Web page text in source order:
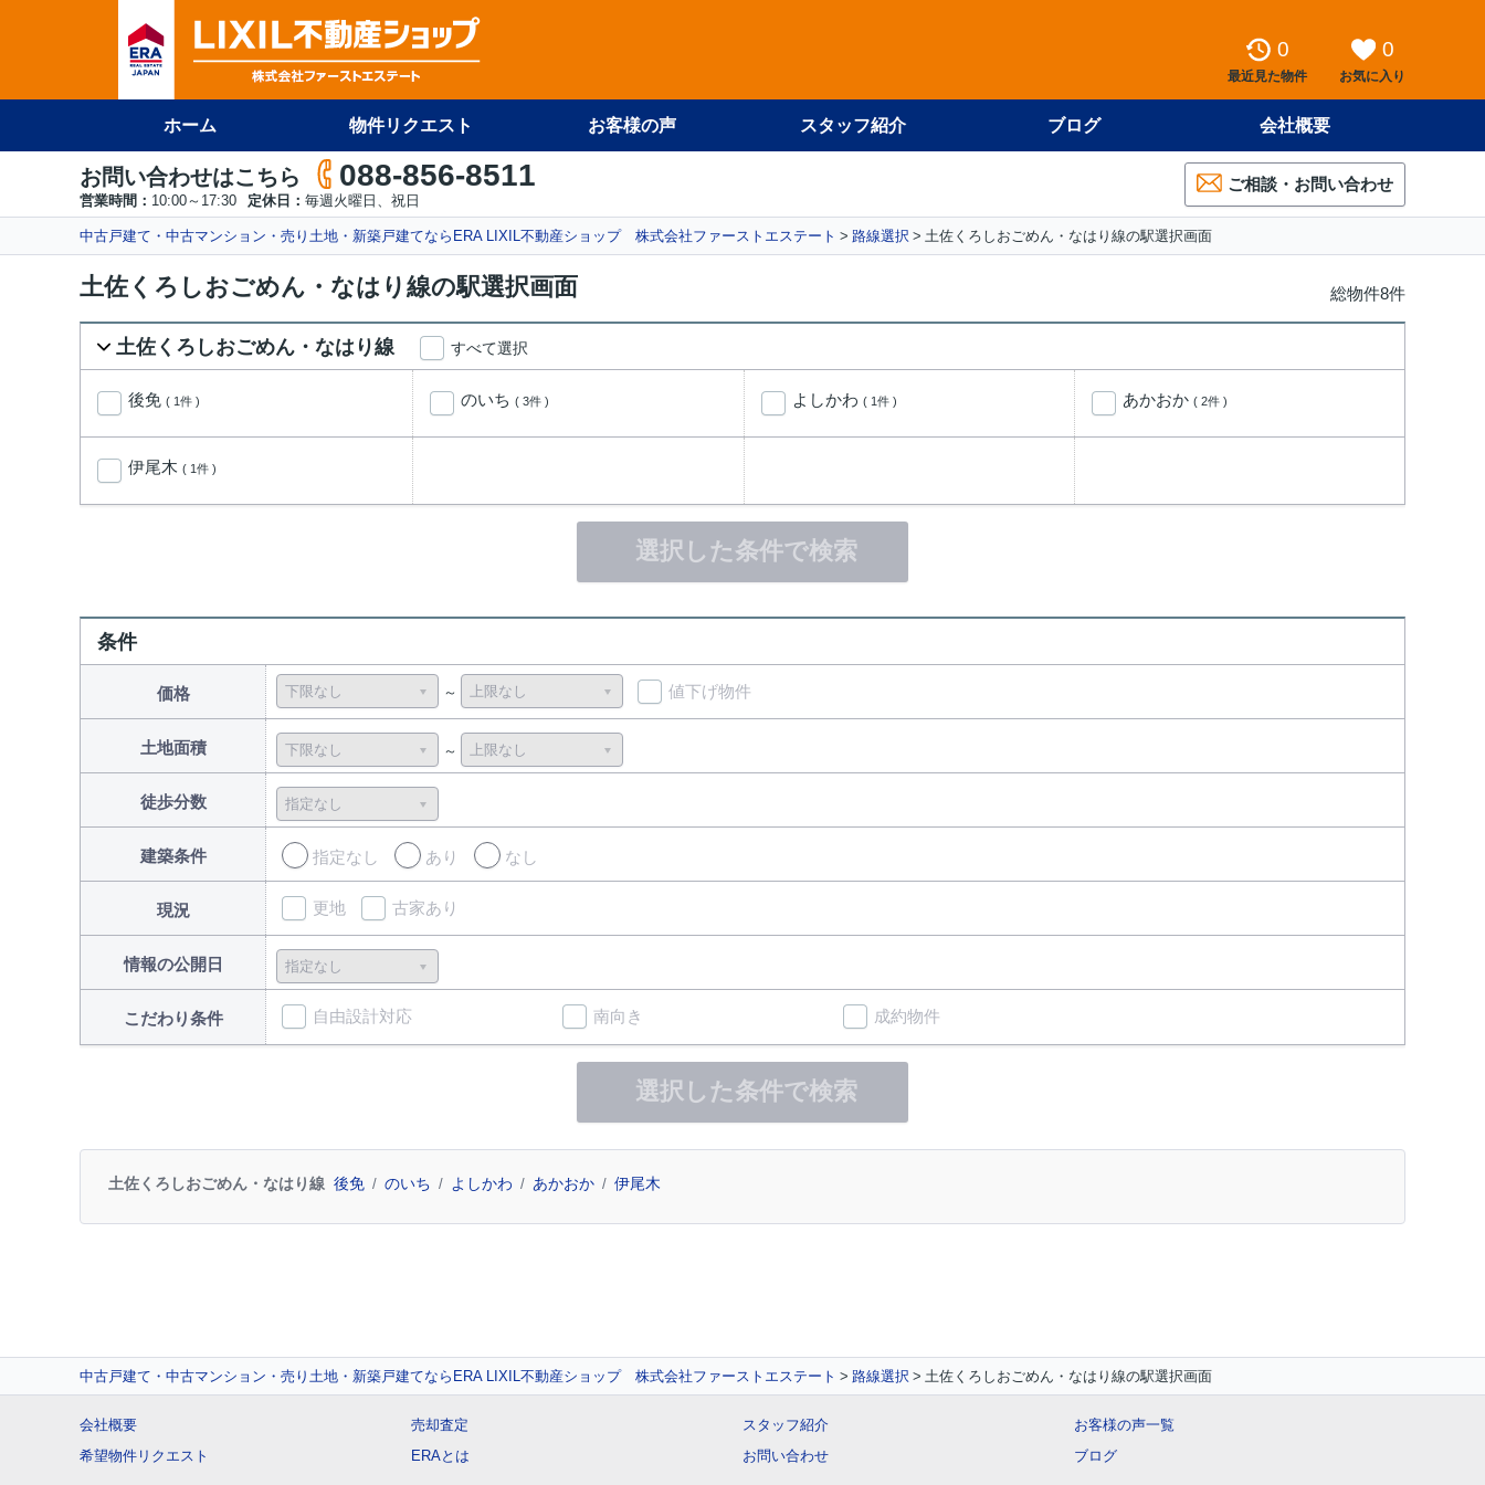
0
最近見た物件
0
お気に入り
ホーム 物件リクエスト お客様の声 スタッフ紹介 ブログ 会社概要
お問い合わせはこちら 088-856-8511
営業時間： 10:00～17:30 定休日： 毎週火曜日、祝日
ご相談・お問い合わせ
中古戸建て・中古マンション・売り土地・新築戸建てならERA LIXIL不動産ショップ 株式会社ファーストエステート 路線選択 土佐くろしおごめん・なはり線の駅選択画面
土佐くろしおごめん・なはり線の駅選択画面 総物件8件
土佐くろしおごめん・なはり線 すべて選択
後免 ( 1件 ) のいち ( 3件 ) よしかわ ( 1件 ) あかおか ( 2件 )
伊尾木 ( 1件 )
選択した条件で検索
条件
価格 値下げ物件
土地面積
徒歩分数
建築条件 指定なし あり なし
現況 更地 古家あり
情報の公開日
こだわり条件 自由設計対応 南向き 成約物件
選択した条件で検索
土佐くろしおごめん・なはり線 後免 のいち よしかわ あかおか 伊尾木
中古戸建て・中古マンション・売り土地・新築戸建てならERA LIXIL不動産ショップ 株式会社ファーストエステート 路線選択 土佐くろしおごめん・なはり線の駅選択画面
会社概要
希望物件リクエスト
売却査定
ERAとは
スタッフ紹介
お問い合わせ
お客様の声一覧
ブログ